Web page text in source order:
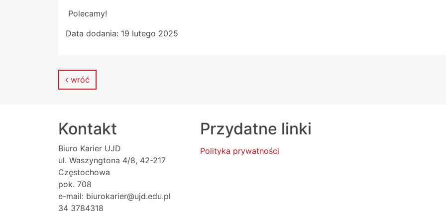
Polecamy!
Data dodania: 19 lutego 2025
wróć
Kontakt
Biuro Karier UJD
ul. Waszyngtona 4/8, 42-217
Częstochowa
pok. 708
e-mail: biurokarier@ujd.edu.pl
34 3784318
Przydatne linki
Polityka prywatności